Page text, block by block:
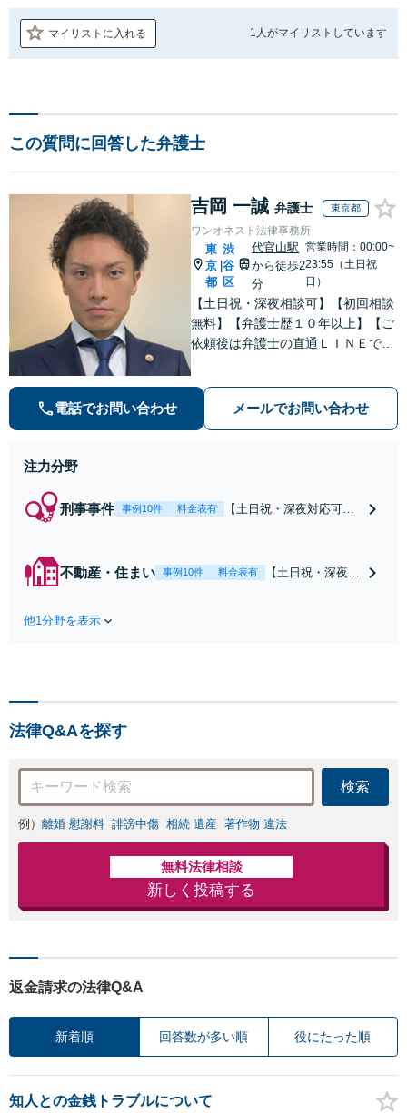
マイリストに入れる 1人がマイリストしています
この質問に回答した弁護士
吉岡 一誠 弁護士 東京都
ワンオネスト法律事務所
東
京
都
|
渋
谷
区
代官山駅
から徒歩2
分
営業時間：00:00~
23:55（土日祝
日）
【土日祝・深夜相談可】【初回相談
無料】【弁護士歴１０年以上】【ご
依頼後は弁護士の直通ＬＩＮＥでい
ル・ナイトワークトラブルに注力】
電話でお問い合わせ メールでお問い合わせ
注力分野
刑事事件 事例10件 料金表有
【土日祝・深夜対応可】
起訴を目指します。逮捕
勾留されている場合、首
不動産・住まい 事例10件 料金表有
【土日祝・深夜相
可能【初回相談無
他1分野を表示
法律Q&Aを探す
検索
例） 離婚 慰謝料 誹謗中傷 相続 遺産 著作物 違法
無料法律相談
新しく投稿する
返金請求の法律Q&A
新着順 回答数が多い順 役にたった順
知人との金銭トラブルについて